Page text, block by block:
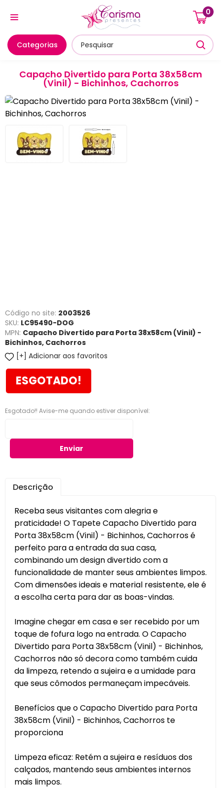
0
Categorias
Cozinha E Utensílios Mesa Posta E Servir Banheiro
Capacho Divertido para Porta 38x58cm
(Vinil) - Bichinhos, Cachorros
Código no site: 2003526
SKU: LC95490-DOG
MPN: Capacho Divertido para Porta 38x58cm (Vinil) -
Bichinhos, Cachorros
Adicionar aos favoritos
ESGOTADO!
Esgotado!! Avise-me quando estiver disponível:
Enviar
Descrição
Receba seus visitantes com alegria e
praticidade! O Tapete Capacho Divertido para
Porta 38x58cm (Vinil) - Bichinhos, Cachorros é
perfeito para a entrada da sua casa,
combinando um design divertido com a
funcionalidade de manter seus ambientes limpos.
Com dimensões ideais e material resistente, ele é
a escolha certa para dar as boas-vindas.
Imagine chegar em casa e ser recebido por um
toque de fofura logo na entrada. O Capacho
Divertido para Porta 38x58cm (Vinil) - Bichinhos,
Cachorros não só decora como também cuida
da limpeza, retendo a sujeira e a umidade para
que seus cômodos permaneçam impecáveis.
Benefícios que o Capacho Divertido para Porta
38x58cm (Vinil) - Bichinhos, Cachorros te
proporciona
Limpeza eficaz: Retém a sujeira e resíduos dos
calçados, mantendo seus ambientes internos
mais limpos.